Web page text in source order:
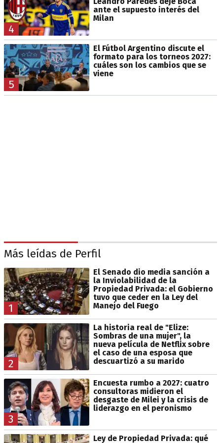
4
ante el supuesto interés del
Milan
5
El Fútbol Argentino discute el
formato para los torneos 2027:
cuáles son los cambios que se
viene
Más leídas de Perfil
1
El Senado dio media sanción a
la Inviolabilidad de la
Propiedad Privada: el Gobierno
tuvo que ceder en la Ley del
Manejo del Fuego
2
La historia real de "Elize:
Sombras de una mujer", la
nueva película de Netflix sobre
el caso de una esposa que
descuartizó a su marido
3
Encuesta rumbo a 2027: cuatro
consultoras midieron el
desgaste de Milei y la crisis de
liderazgo en el peronismo
Ley de Propiedad Privada: qué